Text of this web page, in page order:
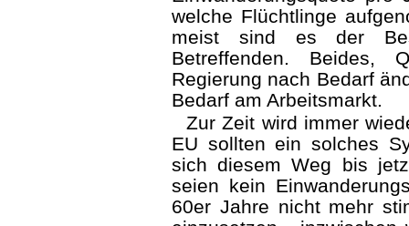
welche Flüchtlinge
meist sind es der
Betreffenden. Beides,
Regierung nach Bedarf
Bedarf am Arbeitsmarkt.
Zur Zeit wird immer
EU sollten ein solches
sich diesem Weg bis
seien kein
60er Jahre nicht mehr